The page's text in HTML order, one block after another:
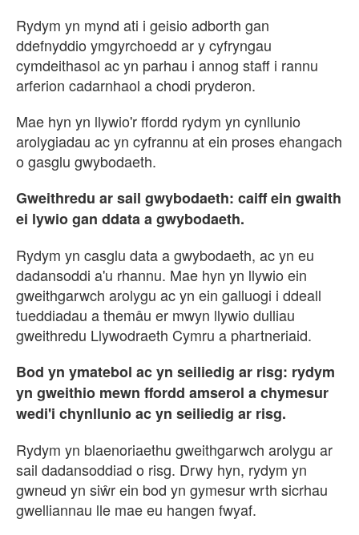
Rydym yn mynd ati i geisio adborth gan
ddefnyddio ymgyrchoedd ar y cyfryngau
cymdeithasol ac yn parhau i annog staff i rannu
arferion cadarnhaol a chodi pryderon.
Mae hyn yn llywio'r ffordd rydym yn cynllunio
arolygiadau ac yn cyfrannu at ein proses ehangach
o gasglu gwybodaeth.
Gweithredu ar sail gwybodaeth: caiff ein gwaith
ei lywio gan ddata a gwybodaeth.
Rydym yn casglu data a gwybodaeth, ac yn eu
dadansoddi a'u rhannu. Mae hyn yn llywio ein
gweithgarwch arolygu ac yn ein galluogi i ddeall
tueddiadau a themâu er mwyn llywio dulliau
gweithredu Llywodraeth Cymru a phartneriaid.
Bod yn ymatebol ac yn seiliedig ar risg: rydym
yn gweithio mewn ffordd amserol a chymesur
wedi'i chynllunio ac yn seiliedig ar risg.
Rydym yn blaenoriaethu gweithgarwch arolygu ar
sail dadansoddiad o risg. Drwy hyn, rydym yn
gwneud yn siŵr ein bod yn gymesur wrth sicrhau
gwelliannau lle mae eu hangen fwyaf.